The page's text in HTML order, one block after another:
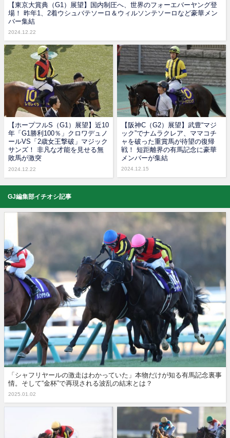
【東京大賞典（G1）展望】国内制圧へ、世界のフォーエバーヤング登
場！ 昨年1、2着ウシュバテソーロ＆ウィルソンテソーロなど豪華メン
バー集結
2024.12.22
【ホープフルS（G1）展望】近10
年「G1勝利100％」クロワデュノ
ールVS「2歳女王撃破」マジック
サンズ！ 非凡な才能を見せる無
敗馬が激突
2024.12.22
【阪神C（G2）展望】武豊“マジ
ック”でナムラクレア、ママコチ
ャを破った重賞馬が待望の復帰
戦！ 短距離界の有馬記念に豪華
メンバーが集結
2024.12.15
GJ編集部イチオシ記事
「シャフリヤールの激走はわかっていた」本物だけが知る有馬記念裏事
情。そして“金杯”で再現される波乱の結末とは？
2025.01.02